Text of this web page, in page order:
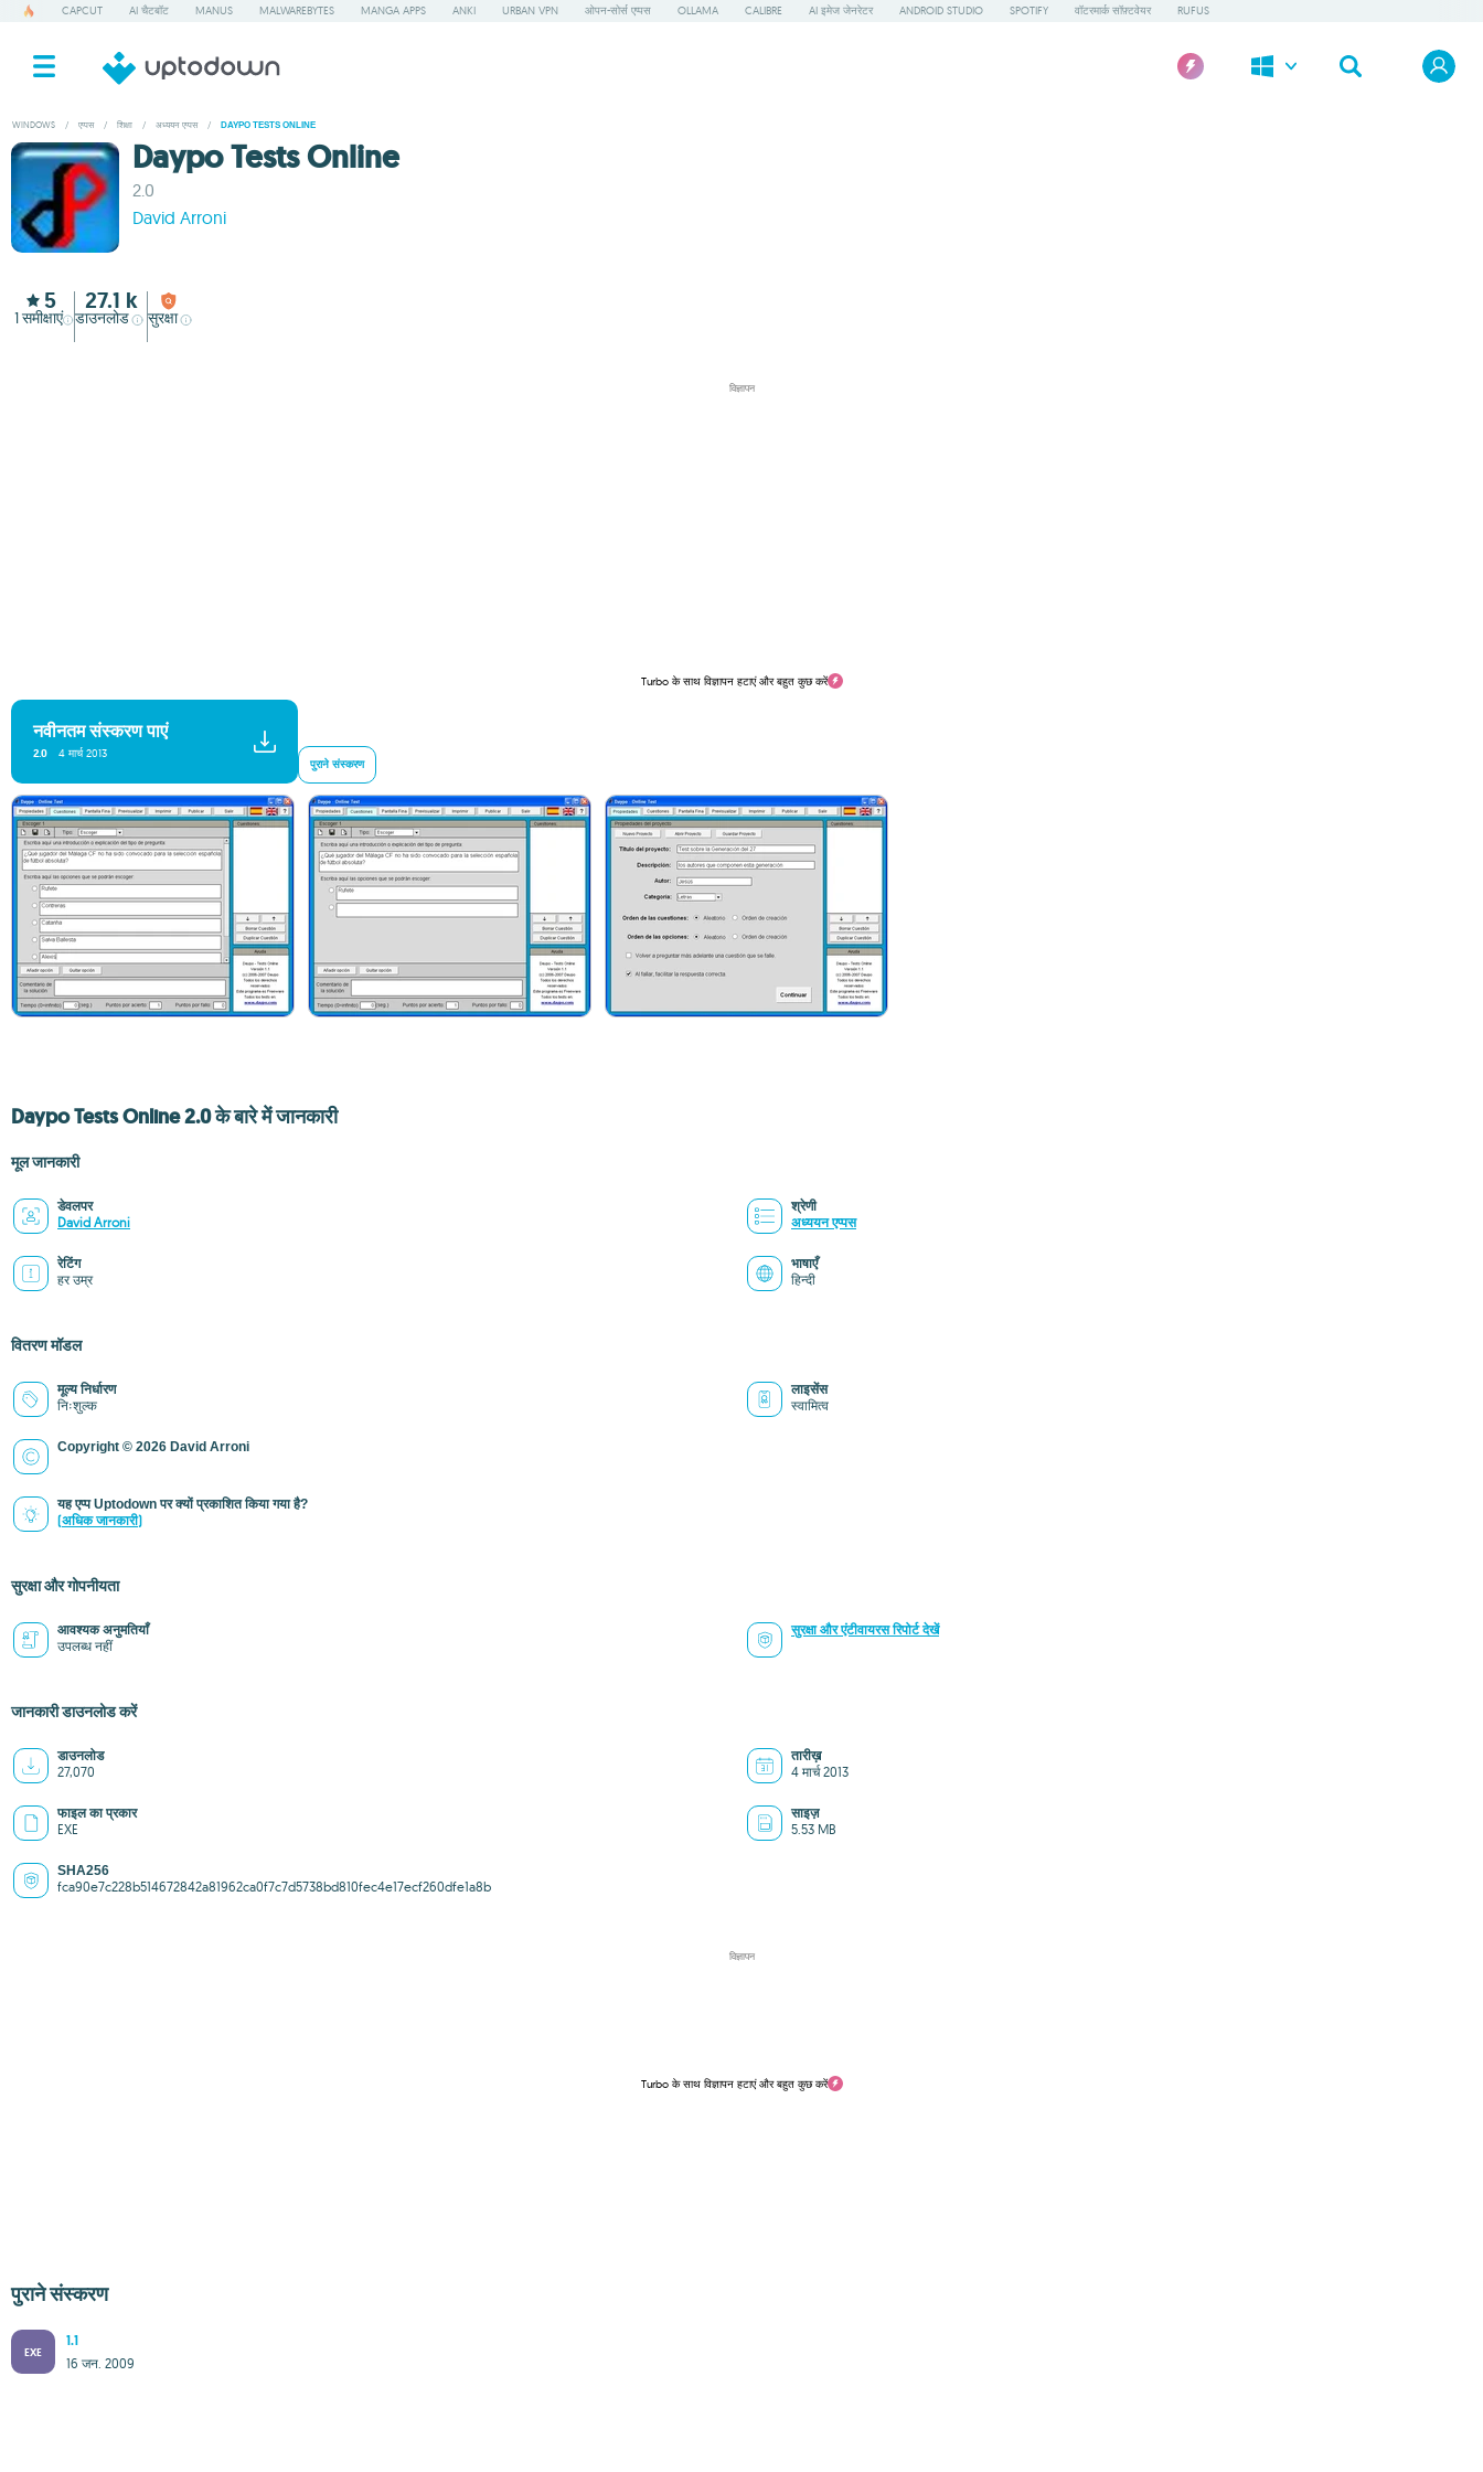
CAPCUT AI चैटबॉट MANUS MALWAREBYTES MANGA APPS ANKI URBAN VPN ओपन-सोर्स एप्पस OLLAMA CALIBRE AI इमेज जेनरेटर ANDROID STUDIO SPOTIFY वॉटरमार्क सॉफ़्टवेयर RUFUS
WINDOWS / एप्पस / शिक्षा / अध्ययन एप्पस / DAYPO TESTS ONLINE
Daypo Tests Online
2.0
David Arroni
5
1समीक्षाएं
27.1 k
डाउनलोड सुरक्षा
विज्ञापन
Turbo के साथ विज्ञापन हटाएं और बहुत कुछ करें
नवीनतम संस्करण पाएं
2.0 4 मार्च 2013
पुराने संस्करण
Daypo Tests Online 2.0 के बारे में जानकारी
मूल जानकारी
डेवलपर
David Arroni
श्रेणी
अध्ययन एप्पस
रेटिंग
हर उम्र
भाषाएँ
हिन्दी
वितरण मॉडल
मूल्य निर्धारण
निःशुल्क
लाइसेंस
स्वामित्व
Copyright © 2026 David Arroni
यह एप्प Uptodown पर क्यों प्रकाशित किया गया है?
(अधिक जानकारी)
सुरक्षा और गोपनीयता
आवश्यक अनुमतियाँ
उपलब्ध नहीं
सुरक्षा और एंटीवायरस रिपोर्ट देखें
जानकारी डाउनलोड करें
डाउनलोड
27,070
तारीख़
4 मार्च 2013
फाइल का प्रकार
EXE
साइज़
5.53 MB
SHA256
fca90e7c228b514672842a81962ca0f7c7d5738bd810fec4e17ecf260dfe1a8b
विज्ञापन
Turbo के साथ विज्ञापन हटाएं और बहुत कुछ करें
पुराने संस्करण
EXE
1.1
16 जन. 2009